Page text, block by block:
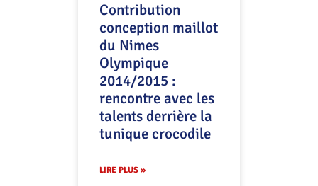
Contribution
conception maillot
du Nimes
Olympique
2014/2015 :
rencontre avec les
talents derrière la
tunique crocodile
LIRE PLUS »